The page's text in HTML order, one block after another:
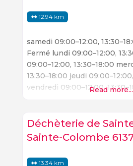
12.94 km
samedi 09:00–12:00,
Fermé lundi 09:00–12:00,
09:00–12:00, 13:30–18:00
13:30–18:00 jeudi
vendredi 09:00–12:00,Read more...
Déchèterie de
Sainte-Colombe
13.34 km